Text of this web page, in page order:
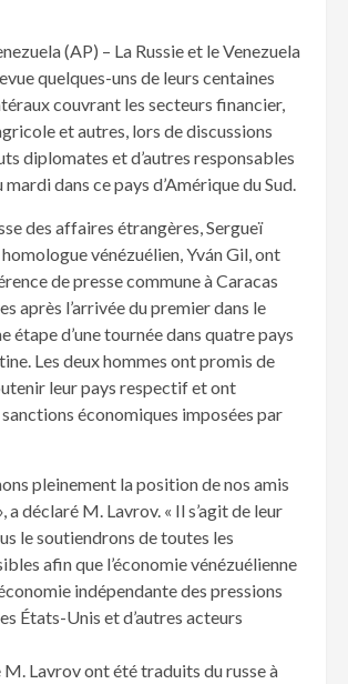
(AP) – La Russie et le Venezuela
quelques-uns de leurs centaines
couvrant les secteurs financier,
et autres, lors de discussions
diplomates et d’autres responsables
dans ce pays d’Amérique du Sud.
des affaires étrangères, Sergueï
vénézuélien, Yván Gil, ont
de presse commune à Caracas
après l’arrivée du premier dans le
étape d’une tournée dans quatre pays
Les deux hommes ont promis de
leur pays respectif et ont
économiques imposées par
pleinement la position de nos amis
a déclaré M. Lavrov. « Il s’agit de leur
le soutiendrons de toutes les
afin que l’économie vénézuélienne
indépendante des pressions
États-Unis et d’autres acteurs
M. Lavrov ont été traduits du russe à